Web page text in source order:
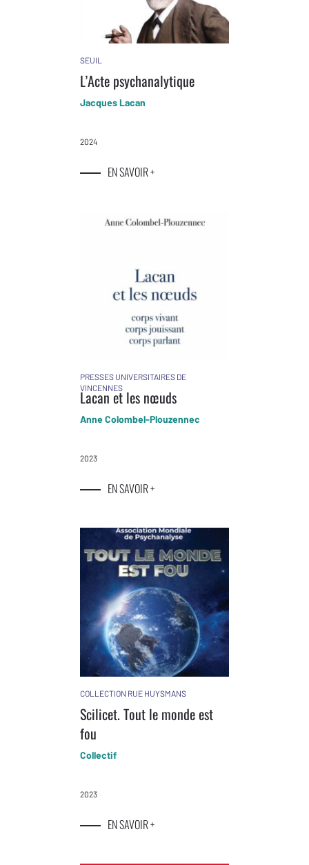
SEUIL
L’Acte psychanalytique
Jacques Lacan
2024
EN SAVOIR +
PRESSES UNIVERSITAIRES DE
VINCENNES
Lacan et les nœuds
Anne Colombel-Plouzennec
2023
EN SAVOIR +
COLLECTION RUE HUYSMANS
Scilicet. Tout le monde est
fou
Collectif
2023
EN SAVOIR +